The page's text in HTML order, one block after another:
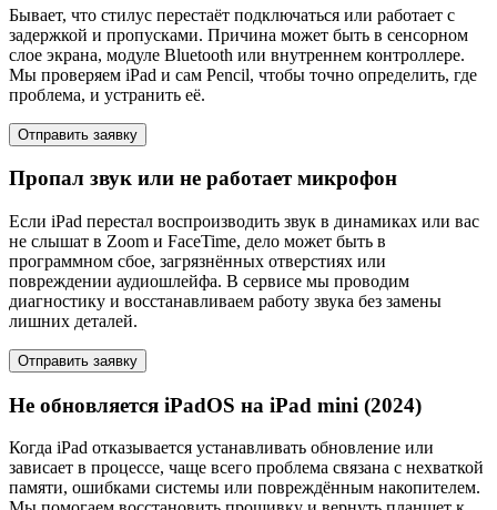
Бывает, что стилус перестаёт подключаться или работает с
задержкой и пропусками. Причина может быть в сенсорном
слое экрана, модуле Bluetooth или внутреннем контроллере.
Мы проверяем iPad и сам Pencil, чтобы точно определить, где
проблема, и устранить её.
Отправить заявку
Пропал звук или не работает микрофон
Если iPad перестал воспроизводить звук в динамиках или вас
не слышат в Zoom и FaceTime, дело может быть в
программном сбое, загрязнённых отверстиях или
повреждении аудиошлейфа. В сервисе мы проводим
диагностику и восстанавливаем работу звука без замены
лишних деталей.
Отправить заявку
Не обновляется iPadOS на iPad mini (2024)
Когда iPad отказывается устанавливать обновление или
зависает в процессе, чаще всего проблема связана с нехваткой
памяти, ошибками системы или повреждённым накопителем.